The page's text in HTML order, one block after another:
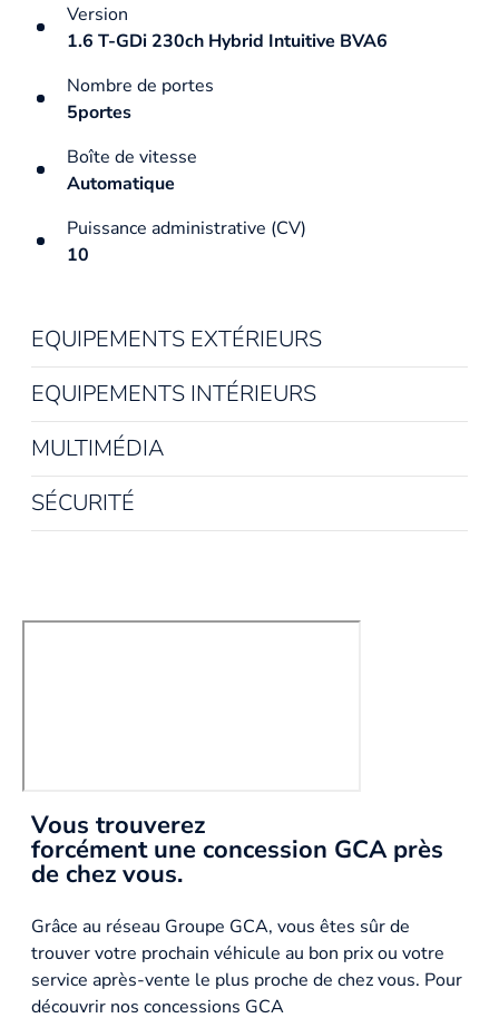
Version
1.6 T-GDi 230ch Hybrid Intuitive BVA6
Nombre de portes
5portes
Boîte de vitesse
Automatique
Puissance administrative (CV)
10
EQUIPEMENTS EXTÉRIEURS
EQUIPEMENTS INTÉRIEURS
MULTIMÉDIA
SÉCURITÉ
Vous trouverez
forcément une concession GCA près
de chez vous.
Grâce au réseau Groupe GCA, vous êtes sûr de
trouver votre prochain véhicule au bon prix ou votre
service après-vente le plus proche de chez vous. Pour
découvrir nos concessions GCA